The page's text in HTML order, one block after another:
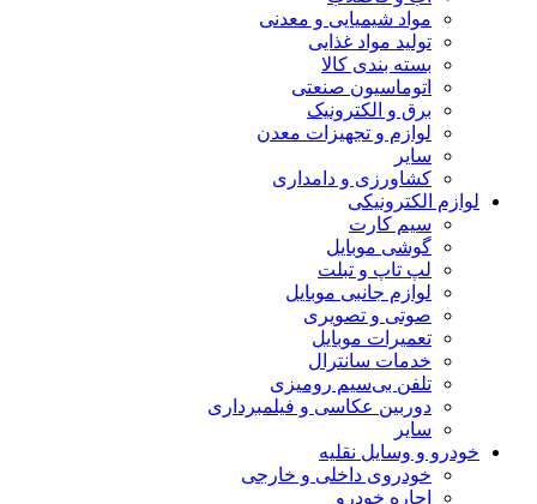
مواد شیمیایی و معدنی
تولید مواد غذایی
بسته بندی کالا
اتوماسیون صنعتی
برق و الکترونیک
لوازم و تجهیزات معدن
سایر
کشاورزی و دامداری
لوازم الکترونیکی
سیم کارت
گوشی موبایل
لپ تاپ و تبلت
لوازم جانبی موبایل
صوتی و تصویری
تعمیرات موبایل
خدمات سانترال
تلفن بی‌سیم رومیزی
دوربین عکاسی و فیلمبرداری
سایر
خودرو و وسایل نقلیه
خودروی داخلی و خارجی
اجاره خودرو